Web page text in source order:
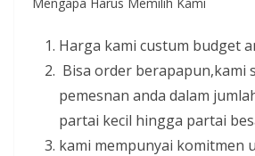
Harga kami custum budget
Bisa order berapapun,kami
pemesnan anda dalam
partai kecil hingga partai
kami mempunyai komitmen